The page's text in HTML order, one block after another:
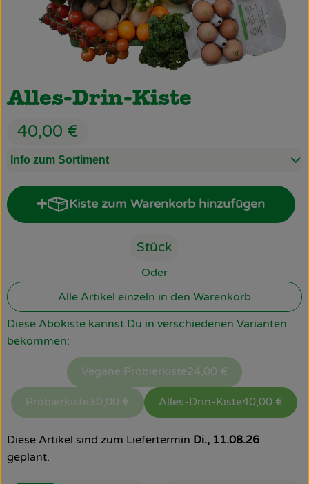
Obst & Gemüse
Käsetheke
Kühltheke
Tiefkühlprodukte
Naturwaren
Getränke
Drogerie
So geht’s
Über uns
Blog
Alles-Drin-Kiste
40,00 €
Info zum Sortiment
Kiste zum Warenkorb hinzufügen
Kiste zum Warenkorb
Stück
Oder
Alle Artikel einzeln in den Warenkorb
Diese Abokiste kannst Du in verschiedenen Varianten
bekommen:
Vegane Probierkiste24,00 €
Probierkiste30,00 € Alles-Drin-Kiste40,00 €
Diese Artikel sind zum Liefertermin Di., 11.08.26
geplant.